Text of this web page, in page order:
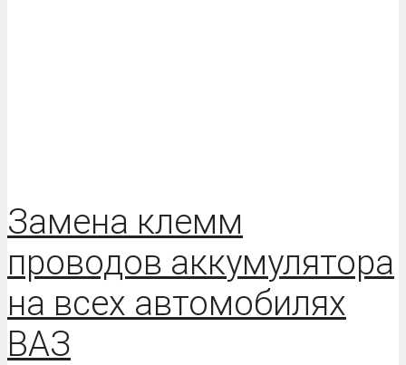
Замена клемм
проводов аккумулятора
на всех автомобилях
ВАЗ